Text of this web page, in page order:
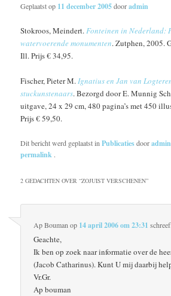
Geplaatst op 11 december 2005dooradmin
Stokroos, Meindert.Fonteinen in Nederland:
watervoerende monumenten. Zutphen, 2005.
Ill. Prijs € 34,95.
Fischer, Pieter M.Ignatius en Jan van
stuckunstenaars. Bezorgd door E. Munnig
uitgave, 24 x 29 cm, 480 pagina’s met 450
Prijs € 59,50.
Dit bericht werd geplaatst inPublicatiesdooradmin
permalink .
2 GEDACHTEN OVER “ZOJUIST VERSCHENEN”
Ap Bouman op 14 april 2006 om 23:31
Geachte,
Ik ben op zoek naar informatie over de
(Jacob Catharinus). Kunt U mij daarbij
Vr.Gr.
Ap bouman